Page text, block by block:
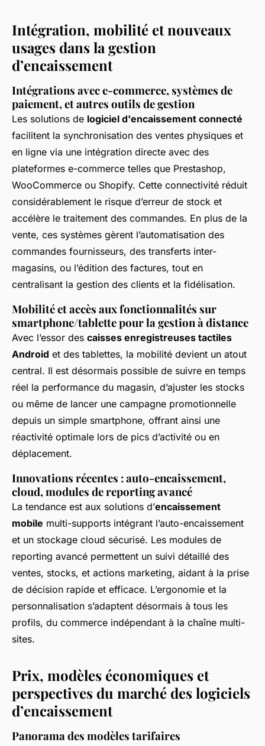
Intégration, mobilité et nouveaux
usages dans la gestion
d’encaissement
Intégrations avec e-commerce, systèmes de
paiement, et autres outils de gestion
Les solutions de logiciel d'encaissement connecté
facilitent la synchronisation des ventes physiques et
en ligne via une intégration directe avec des
plateformes e-commerce telles que Prestashop,
WooCommerce ou Shopify. Cette connectivité réduit
considérablement le risque d’erreur de stock et
accélère le traitement des commandes. En plus de la
vente, ces systèmes gèrent l’automatisation des
commandes fournisseurs, des transferts inter-
magasins, ou l’édition des factures, tout en
centralisant la gestion des clients et la fidélisation.
Mobilité et accès aux fonctionnalités sur
smartphone/tablette pour la gestion à distance
Avec l’essor des caisses enregistreuses tactiles
Android et des tablettes, la mobilité devient un atout
central. Il est désormais possible de suivre en temps
réel la performance du magasin, d’ajuster les stocks
ou même de lancer une campagne promotionnelle
depuis un simple smartphone, offrant ainsi une
réactivité optimale lors de pics d’activité ou en
déplacement.
Innovations récentes : auto-encaissement,
cloud, modules de reporting avancé
La tendance est aux solutions d’encaissement
mobile multi-supports intégrant l’auto-encaissement
et un stockage cloud sécurisé. Les modules de
reporting avancé permettent un suivi détaillé des
ventes, stocks, et actions marketing, aidant à la prise
de décision rapide et efficace. L’ergonomie et la
personnalisation s’adaptent désormais à tous les
profils, du commerce indépendant à la chaîne multi-
sites.
Prix, modèles économiques et
perspectives du marché des logiciels
d’encaissement
Panorama des modèles tarifaires